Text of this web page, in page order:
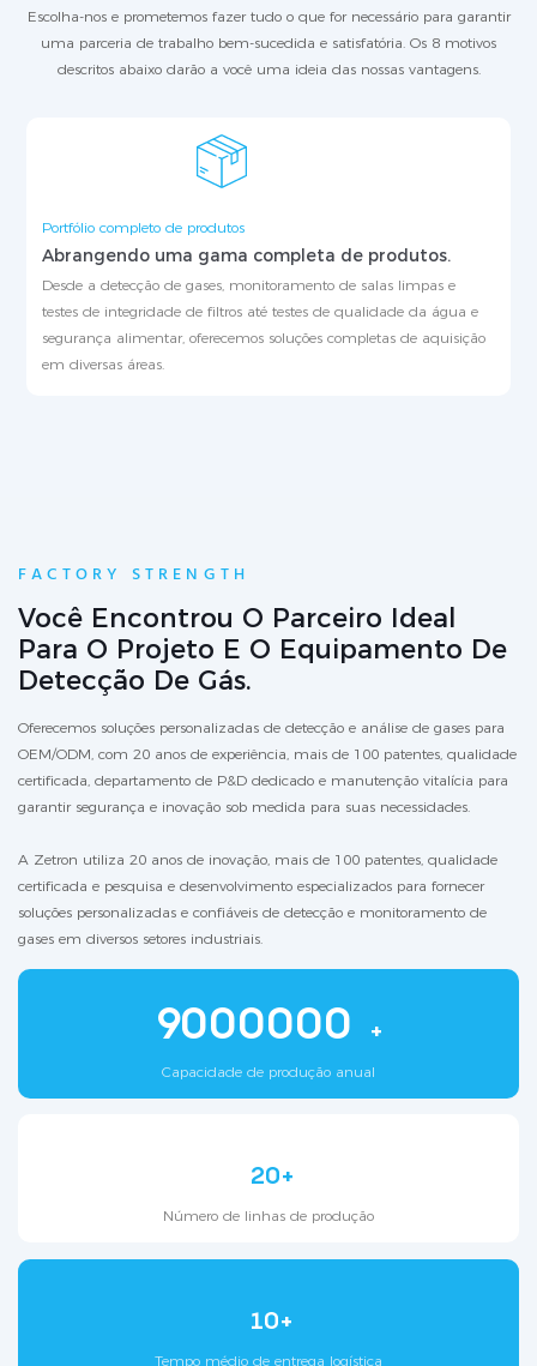
Escolha-nos e prometemos fazer tudo o que for necessário para garantir
uma parceria de trabalho bem-sucedida e satisfatória. Os 8 motivos
descritos abaixo darão a você uma ideia das nossas vantagens.
Portfólio completo de produtos
Abrangendo uma gama completa de produtos.
Desde a detecção de gases, monitoramento de salas limpas e
testes de integridade de filtros até testes de qualidade da água e
segurança alimentar, oferecemos soluções completas de aquisição
em diversas áreas.
FACTORY STRENGTH
Você Encontrou O Parceiro Ideal
Para O Projeto E O Equipamento De
Detecção De Gás.
Oferecemos soluções personalizadas de detecção e análise de gases para
OEM/ODM, com 20 anos de experiência, mais de 100 patentes, qualidade
certificada, departamento de P&D dedicado e manutenção vitalícia para
garantir segurança e inovação sob medida para suas necessidades.
A Zetron utiliza 20 anos de inovação, mais de 100 patentes, qualidade
certificada e pesquisa e desenvolvimento especializados para fornecer
soluções personalizadas e confiáveis ​​de detecção e monitoramento de
gases em diversos setores industriais.
9000000 +
Capacidade de produção anual
20+
Número de linhas de produção
10+
Tempo médio de entrega logística